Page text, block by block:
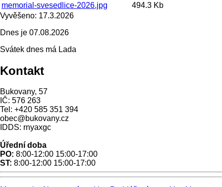
memorial-svesedlice-2026.jpg
494.3 Kb
Vyvěšeno: 17.3.2026
Dnes je 07.08.2026
Svátek dnes má Lada
Kontakt
Bukovany, 57
IČ: 576 263
Tel: +420 585 351 394
obec@bukovany.cz
IDDS: rnyaxgc
Úřední doba
PO: 8:00-12:00 15:00-17:00
ST: 8:00-12:00 15:00-17:00